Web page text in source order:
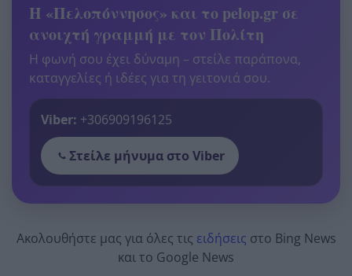
Η «Πελοπόννησος» και το pelop.gr σε
ανοιχτή γραμμή με τον Πολίτη
Η φωνή σου έχει δύναμη – στείλε παράπονα,
καταγγελίες ή ιδέες για τη γειτονιά σου.
Viber: +306909196125
Στείλε μήνυμα στο Viber
Ακολουθήστε μας για όλες τις ειδήσεις στο Bing News
και το Google News